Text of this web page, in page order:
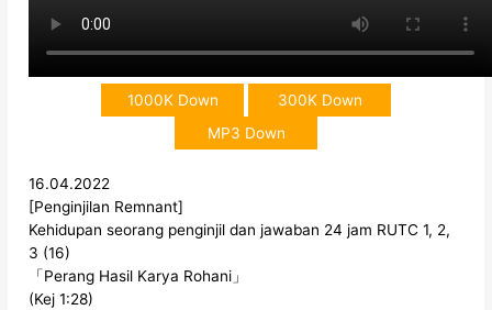
1000K Down
300K Down
MP3 Down
16.04.2022
[Penginjilan Remnant]
Kehidupan seorang penginjil dan jawaban 24 jam RUTC 1, 2,
3 (16)
「Perang Hasil Karya Rohani」
(Kej 1:28)